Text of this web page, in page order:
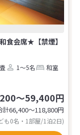
会席★【禁煙】
1～5名
和室
～59,400円
計66,400〜118,800円
も0名・1部屋/1泊2日)